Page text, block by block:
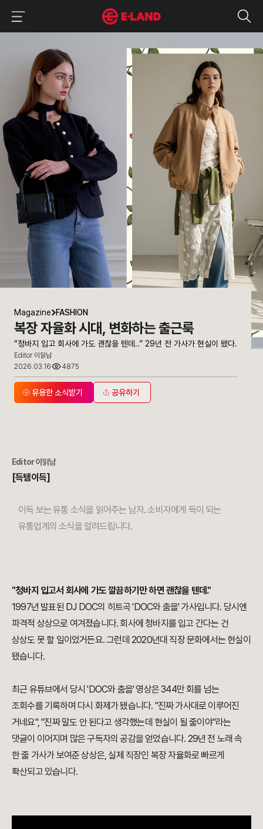
“청바지 입고 회사에 가도 괜찮을 텐데..” 29년 전 가사가 현실이 됐다.
매거진 상세보기
Magazine FASHION
복장 자율화 시대, 변화하는 출근룩
“청바지 입고 회사에 가도 괜찮을 텐데..” 29년 전 가사가 현실이 됐다.
Editor 이읽남
2026.03.16
4875
유용한 소식받기 공유하기
Editor 이읽남
[득템이득]
이득 보는 유통 소식을 읽어주는 남자. 소비자에게 득이 되는
유통업계의 소식을 알려드립니다.
"청바지 입고서 회사에 가도 깔끔하기만 하면 괜찮을 텐데."
1997년 발표된 DJ DOC의 히트곡 'DOC와 춤을' 가사입니다. 당시엔
파격적 상상으로 여겨졌습니다. 회사에 청바지를 입고 간다는 건
상상도 못 할 일이었거든요. 그런데 2020년대 직장 문화에서는 현실이
됐습니다.
최근 유튜브에서 당시 'DOC와 춤을' 영상은 344만 회를 넘는
조회수를 기록하며 다시 화제가 됐습니다. "진짜 가사대로 이루어진
거네요", "진짜 말도 안 된다고 생각했는데 현실이 될 줄이야"라는
댓글이 이어지며 많은 구독자의 공감을 얻었습니다. 29년 전 노래 속
한 줄 가사가 보여준 상상은, 실제 직장인 복장 자율화로 빠르게
확산되고 있습니다.